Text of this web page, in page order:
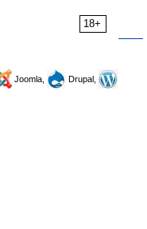
18+
Joomla,
Drupal,